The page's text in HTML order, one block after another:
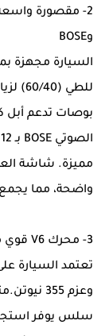
وBOSE
بوصات تدعم أبل
واضحة، مما يجمع
3- محرك V6 قوي مع ناقل حركة 10 سرعات ونظام دفع رباعي